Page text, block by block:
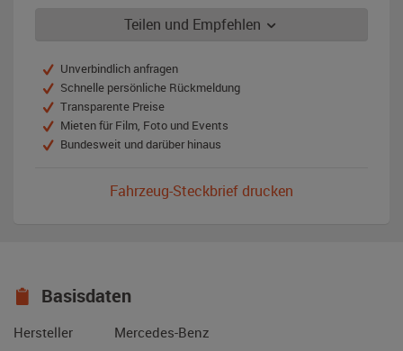
Teilen und Empfehlen
Unverbindlich anfragen
Schnelle persönliche Rückmeldung
Transparente Preise
Mieten für Film, Foto und Events
Bundesweit und darüber hinaus
Fahrzeug-Steckbrief drucken
Basisdaten
Hersteller
Mercedes-Benz